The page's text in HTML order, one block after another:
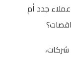
جدد أم